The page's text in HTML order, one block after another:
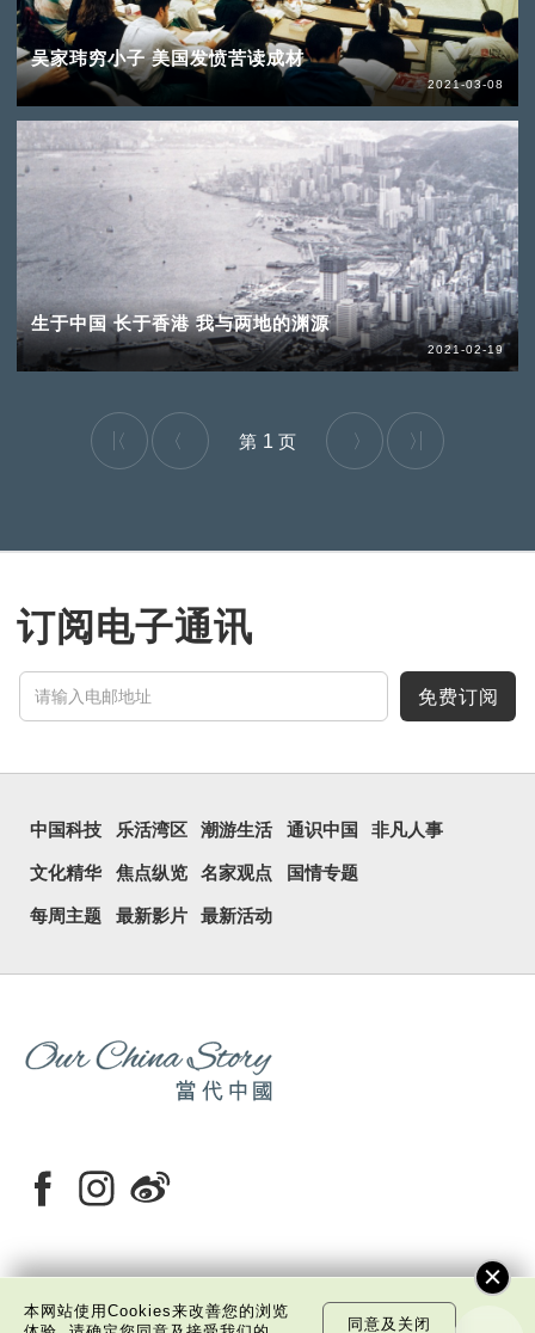
吴家玮穷小子 美国发愤苦读成材
2021-03-08
生于中国 长于香港 我与两地的渊源
2021-02-19
1
订阅电子通讯
免费订阅
中国科技 乐活湾区 潮游生活 通识中国 非凡人事
文化精华 焦点纵览 名家观点 国情专题
每周主题 最新影片 最新活动
私隐政策声明 免责声明
本网站使用Cookies来改善您的浏览
同意及关闭